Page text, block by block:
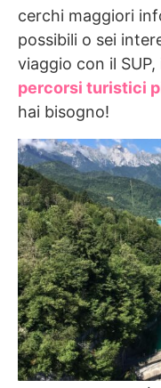
cerchi maggiori
possibili o sei
viaggio con il SUP,
percorsi turistici
hai bisogno!